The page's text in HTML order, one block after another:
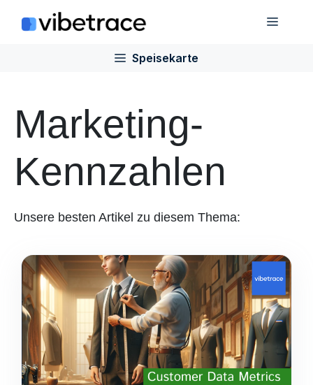
Inhalt
Speisekarte
Marketing-
Kennzahlen
Unsere besten Artikel zu diesem Thema: